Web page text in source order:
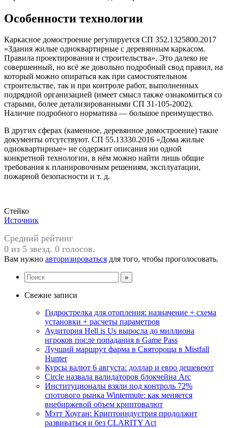
Особенности технологии
Каркасное домостроение регулируется СП 352.1325800.2017
«Здания жилые одноквартирные с деревянным каркасом.
Правила проектирования и строительства». Это далеко не
совершенный, но всё же довольно подробный свод правил, на
который можно опираться как при самостоятельном
строительстве, так и при контроле работ, выполненных
подрядной организацией (имеет смысл также ознакомиться со
старыми, более детализированными СП 31-105-2002).
Наличие подробного норматива — большое преимущество.
В других сферах (каменное, деревянное домостроение) такие
документы отсутствуют. СП 55.13330.2016 «Дома жилые
одноквартирные» не содержит описания ни одной
конкретной технологии, в нём можно найти лишь общие
требования к планировочным решениям, эксплуатации,
пожарной безопасности и т. д.
Стейко
Источник
Средний рейтинг
0 из 5 звезд. 0 голосов.
Вам нужно авторизироваться для того, чтобы проголосовать.
Свежие записи
Гидрострелка для отопления: назначение + схема
установки + расчеты параметров
Аудитория Hell is Us выросла до миллиона
игроков после попадания в Game Pass
Лучший маршрут фарма в Святороща в Mistfall
Hunter
Курсы валют 6 августа: доллар и евро дешевеют
Circle назвала валидаторов блокчейна Arc
Институционалы взяли под контроль 72%
спотового рынка Wintermute: как меняется
внебиржевой объем криптовалют
Мэтт Хоуган: Криптоиндустрия продолжит
развиваться и без CLARITY Act